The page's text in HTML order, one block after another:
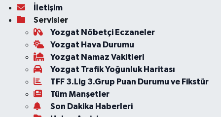
İletişim
Servisler
Yozgat Nöbetçi Eczaneler
Yozgat Hava Durumu
Yozgat Namaz Vakitleri
Yozgat Trafik Yoğunluk Haritası
TFF 3.Lig 3.Grup Puan Durumu ve Fikstür
Tüm Manşetler
Son Dakika Haberleri